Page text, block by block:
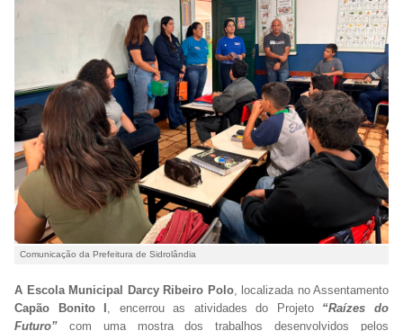
Comunicação da Prefeitura de Sidrolândia
A Escola Municipal Darcy Ribeiro Polo, localizada no Assentamento
Capão Bonito I , encerrou as atividades do Projeto “Raízes do
Futuro” com uma mostra dos trabalhos desenvolvidos pelos